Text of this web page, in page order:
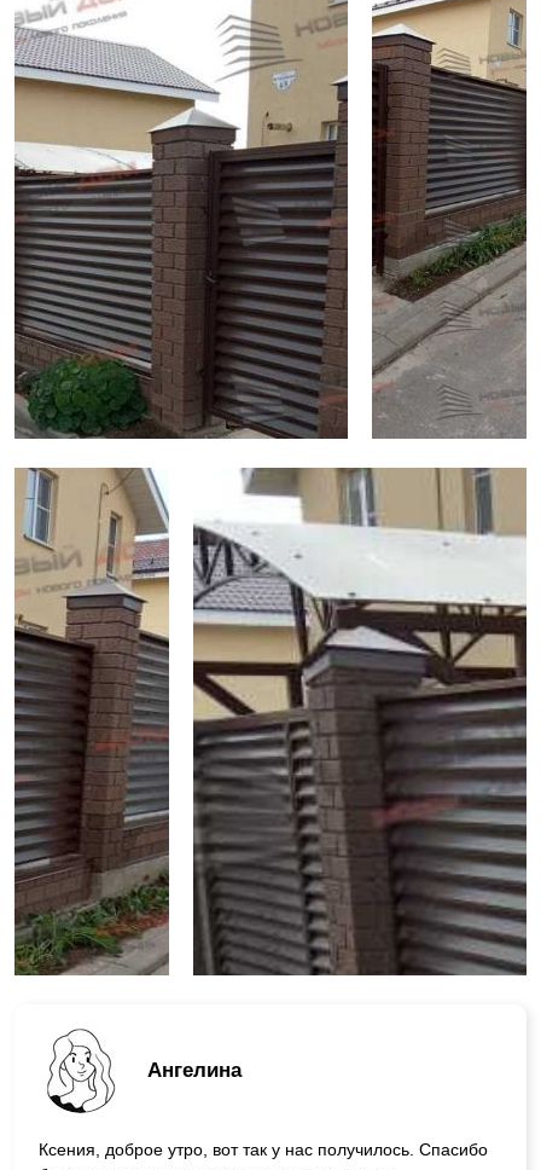
Ангелина
Ксения, доброе утро, вот так у нас получилось. Спасибо